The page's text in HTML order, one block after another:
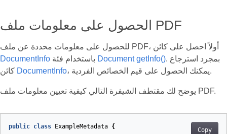
الحصول على معلومات ملف PDF
للحصول على معلومات محددة عن ملف PDF، أولاً احصل على كائن
DocumentInfo
Document getInfo(). بمجرد استرجاع
DocumentInfo ، يمكنك الحصول على قيم الخصائص الفردية.
يوضح لك مقتطف الشيفرة التالي كيفية تعيين معلومات ملف PDF.
Copy
public class ExampleMetadata {